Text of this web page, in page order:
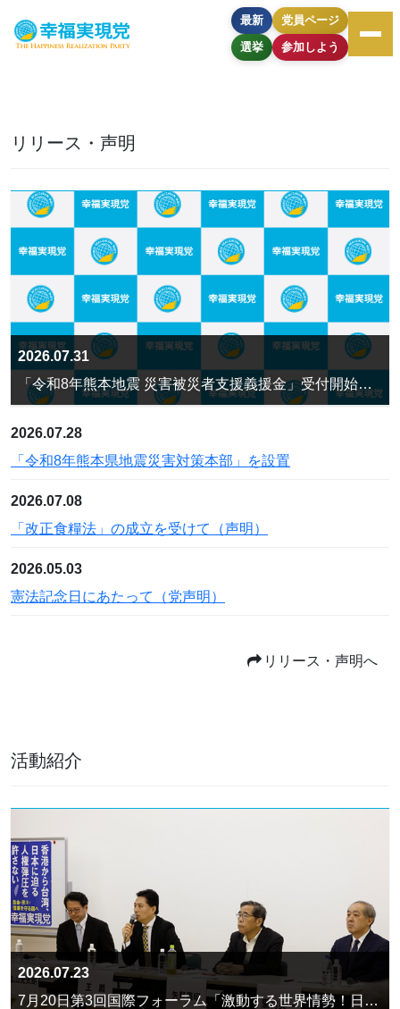
最新
選挙
党員ページ
参加しよう
リリース・声明
2026.07.31
「令和8年熊本地震 災害被災者支援義援金」受付開始のお知らせ
2026.07.28
「令和8年熊本県地震災害対策本部」を設置
2026.07.08
「改正⾷糧法」の成⽴を受けて（声明）
2026.05.03
憲法記念日にあたって（党声明）
リリース・声明へ
活動紹介
2026.07.23
7月20日第3回国際フォーラム「激動する世界情勢！日本の針路を問う」開催